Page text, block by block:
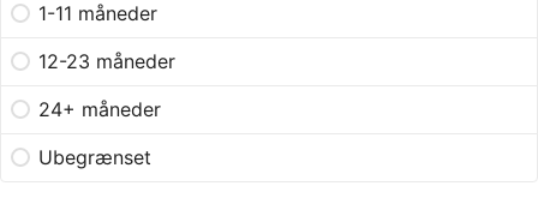
1-11 måneder
12-23 måneder
24+ måneder
Ubegrænset